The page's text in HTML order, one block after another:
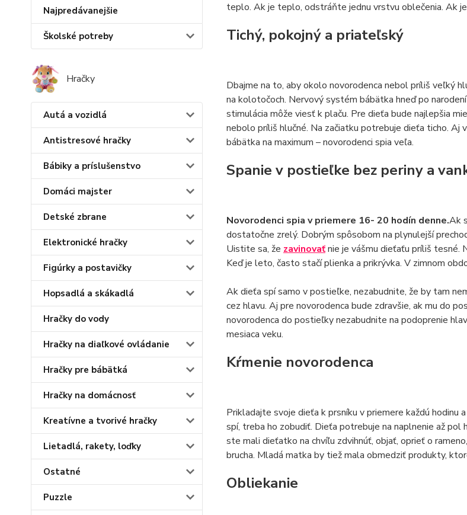
Najpredávanejšie
Školské potreby
Hračky
Autá a vozidlá
Antistresové hračky
Bábiky a príslušenstvo
Domáci majster
Detské zbrane
Elektronické hračky
Figúrky a postavičky
Hopsadlá a skákadlá
Hračky do vody
Hračky na diaľkové ovládanie
Hračky pre bábätká
Hračky na domácnosť
Kreatívne a tvorivé hračky
Lietadlá, rakety, loďky
Ostatné
Puzzle
teplo. Ak je teplo, odstráňte jednu vrstvu oblečenia. Ak
Tichý, pokojný a priateľský
Dbajme na to, aby okolo novorodenca nebol príliš veľký
na kolotočoch. Nervový systém bábätka hneď po
stimulácia môže viesť k plaču. Pre dieťa bude najlepšia
nebolo príliš hlučné. Na začiatku potrebuje dieťa ticho. Aj
bábätka na maximum – novorodenci spia veľa.
Spanie v postieľke bez periny a
Novorodenci spia v priemere 16- 20 hodín denne.Ak
dostatočne zrelý. Dobrým spôsobom na plynulejší
Uistite sa, že zavinovaťnie je vášmu dieťaťu príliš tesné.
Keď je leto, často stačí plienka a prikrývka. V zimnom
Ak dieťa spí samo v postieľke, nezabudnite, že by tam
cez hlavu. Aj pre novorodenca bude zdravšie, ak mu do
novorodenca do postieľky nezabudnite na podoprenie
mesiaca veku.
Kŕmenie novorodenca
Prikladajte svoje dieťa k prsníku v priemere každú hodinu
spí, treba ho zobudiť. Dieťa potrebuje na naplnenie až pol
ste mali dieťatko na chvíľu zdvihnúť, objať, oprieť o
brucha. Mladá matka by tiež mala obmedziť produkty,
Obliekanie